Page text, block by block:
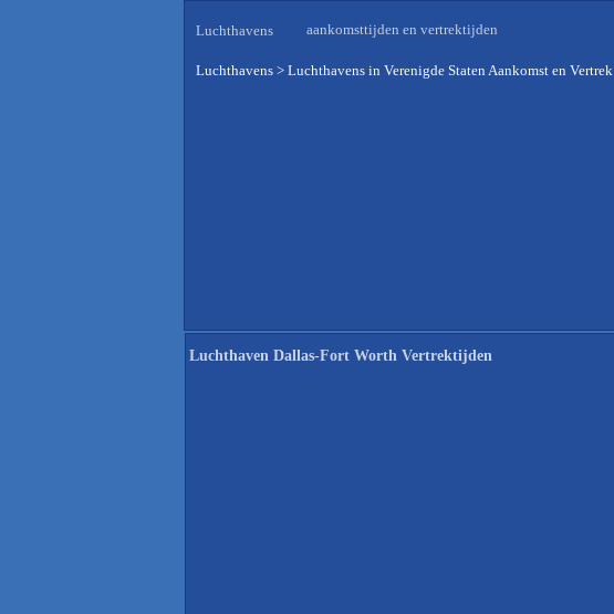
Luchthavens aankomsttijden en vertrektijden
Luchthavens > Luchthavens in Verenigde Staten Aankomst en Vertrek
Luchthaven Dallas-Fort Worth Vertrektijden